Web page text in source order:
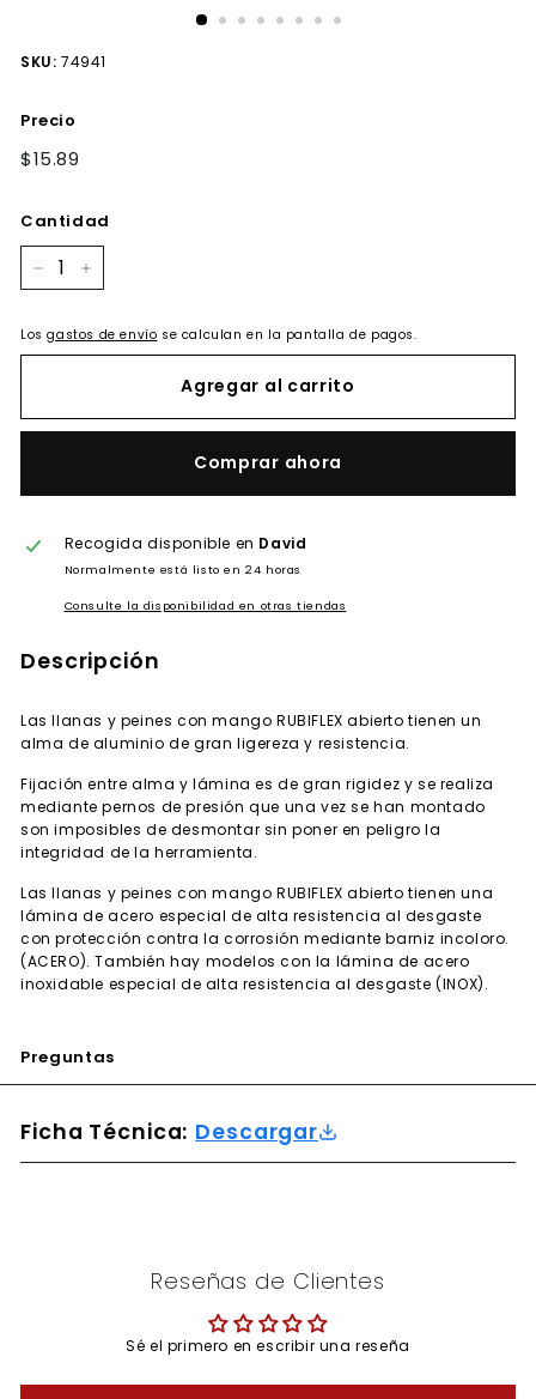
SKU: 74941
Precio
Precio
$15.89
Cantidad
Losgastos de envío se calculan en la pantalla de pagos.
Agregar al carrito
Comprar ahora
Recogida disponible en David
Normalmente está listo en 24 horas
Consulte la disponibilidad en otras tiendas
Descripción
Las llanas y peines con mango RUBIFLEX abierto tienen un
alma de aluminio de gran ligereza y resistencia.
Fijación entre alma y lámina es de gran rigidez y se realiza
mediante pernos de presión que una vez se han montado
son imposibles de desmontar sin poner en peligro la
integridad de la herramienta.
Las llanas y peines con mango RUBIFLEX abierto tienen una
lámina de acero especial de alta resistencia al desgaste
con protección contra la corrosión mediante barniz incoloro.
(ACERO). También hay modelos con la lámina de acero
inoxidable especial de alta resistencia al desgaste (INOX).
Preguntas
Ficha Técnica: Descargar
Reseñas de Clientes
Sé el primero en escribir una reseña